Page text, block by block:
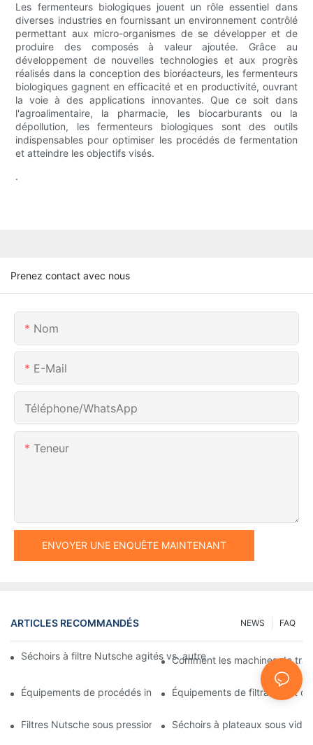
Les fermenteurs biologiques jouent un rôle essentiel dans
diverses industries en fournissant un environnement contrôlé
permettant aux micro-organismes de se développer et de
produire des composés à valeur ajoutée. Grâce au
développement de nouvelles technologies et aux progrès
réalisés dans la conception des bioréacteurs, les fermenteurs
biologiques gagnent en efficacité et en productivité, ouvrant
la voie à des applications innovantes. Que ce soit dans
l'agroalimentaire, la pharmacie, les biocarburants ou la
dépollution, les fermenteurs biologiques sont des outils
indispensables pour optimiser les procédés de fermentation
et atteindre les objectifs visés.
.
Prenez contact avec nous
Nom
E-Mail
Téléphone/WhatsApp
Teneur
ENVOYER UNE ENQUÊTE MAINTENANT
ARTICLES RECOMMANDÉS FAQ
NEWS
Séchoirs à filtre Nutsche agités vs. autres méthodes de
Comment les machines de
Équipements de procédés industriels : des innovations qui
Équipements de filtration et
Filtres Nutsche sous pression : Applications dans les industries
Séchoirs à plateaux sous